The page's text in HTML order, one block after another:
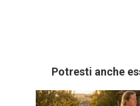
Potresti anche